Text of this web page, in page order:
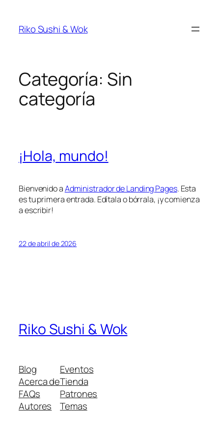
Riko Sushi & Wok
Categoría: Sin
categoría
¡Hola, mundo!
Bienvenido aAdministrador de Landing Pages. Esta
es tu primera entrada. Edítala o bórrala, ¡y comienza
a escribir!
22 de abril de 2026
Riko Sushi & Wok
Blog
Acerca de
FAQs
Autores
Eventos
Tienda
Patrones
Temas